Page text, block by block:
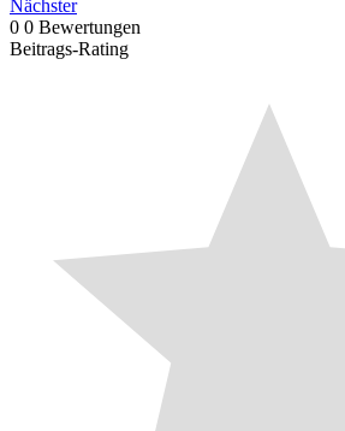
Nächster
0 0 Bewertungen
Beitrags-Rating